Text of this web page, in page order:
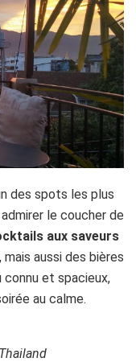
des spots les plus
le coucher de
aux saveurs
, mais aussi des bières
et spacieux,
au calme.